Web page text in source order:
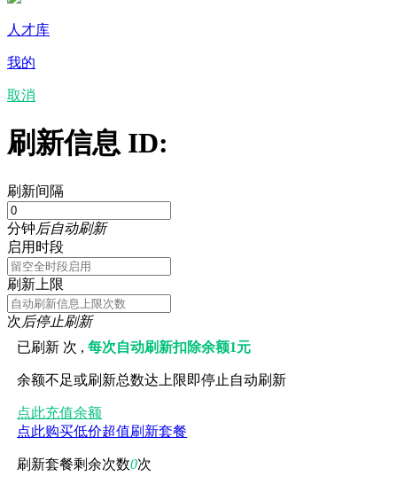
人才库
我的
取消
刷新信息 ID:
刷新间隔
分钟后自动刷新
启用时段
刷新上限
次后停止刷新
已刷新 次 ,每次自动刷新扣除余额1元
余额不足或刷新总数达上限即停止自动刷新
点此充值余额
点此购买低价超值刷新套餐
刷新套餐剩余次数0次